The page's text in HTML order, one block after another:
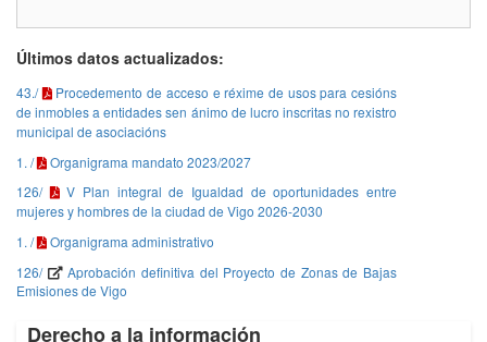
Últimos datos actualizados:
43./
Procedemento de acceso e réxime de usos para cesións
de inmobles a entidades sen ánimo de lucro inscritas no rexistro
municipal de asociacións
1. /
Organigrama mandato 2023/2027
126/
V Plan integral de Igualdad de oportunidades entre
mujeres y hombres de la ciudad de Vigo 2026-2030
1. /
Organigrama administrativo
126/
Aprobación definitiva del Proyecto de Zonas de Bajas
Emisiones de Vigo
Derecho a la información